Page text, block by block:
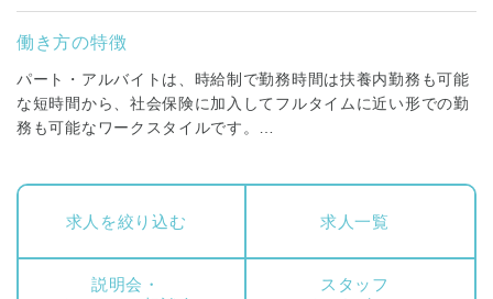
働き方の特徴
パート・アルバイトは、時給制で勤務時間は扶養内勤務も可能
な短時間から、社会保険に加入してフルタイムに近い形での勤
務も可能なワークスタイルです。
ど、それぞれの方のライフスタイルに合わせて勤務する時間を
いきたい方にも選ばれています。
求人を絞り込む 求人一覧
説明会・
スタッフ